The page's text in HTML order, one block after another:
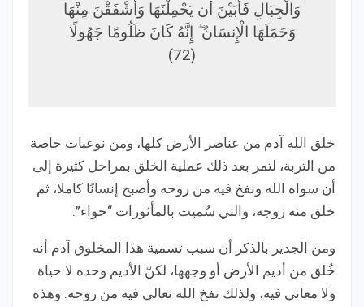
وَالْجِبَالِ فَأَبَيْنَ أَن يَحْمِلْنَهَا وَأَشْفَقْنَ مِنْهَا
وَحَمَلَهَا الْإِنسَانُ ۖ إِنَّهُ كَانَ ظَلُومًا جَهُولًا
(72)
خلق الله آدم من عناصر الأرض كلها، ومن نوعيات خاصة
من التربة، لتمر بعد ذلك عملية الخلق بمراحل كثيرة إلى
أن سواه الله ونفخ فيه من روحه وأصبح إنسانًا كاملا، ثم
خلق منه زوجه، والتي سُميت بالمأثورات “حواء”.
ومن الجدير بالذكر أن سبب تسمية هذا المخلوق آدم أنه
خُلق من أديم الأرض أو وجهها، لكنّ الأديم وحده لا حياة
ولا معاني فيه، ولذلك نفخ الله تعالى فيه من روحه. وهذه